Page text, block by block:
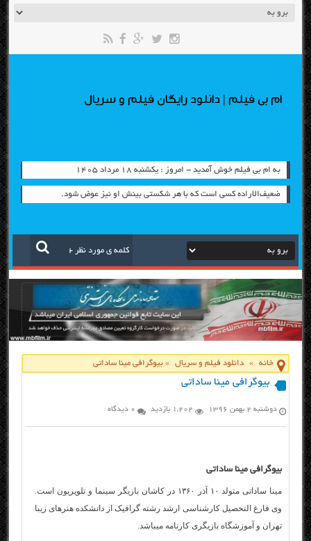
ام بی فیلم | دانلود رایگان فیلم و سریال
به ام بی فیلم خوش آمدید - امروز : یکشنبه ۱۸ مرداد ۱۴۰۵
ضعیف‌الاراده کسی است که با هر شکستی بینش او نیز عوض شود.
خانه » دانلود فیلم و سریال »بیوگرافی مینا ساداتی
بیوگرافی مینا ساداتی
دوشنبه ۲ بهمن ۱۳۹۶ 1,202 بازدید 0 دیدگاه
بیوگرافی مینا ساداتی
مینا ساداتی متولد ۱۰ آذر ۱۳۶۰ در کاشان بازیگر سینما و تلویزیون است.
وی فارغ التحصیل کارشناسی ارشد رشته گرافیک از دانشکده هنرهای زیبا
تهران و آموزشگاه بازیگری کارنامه میباشد.